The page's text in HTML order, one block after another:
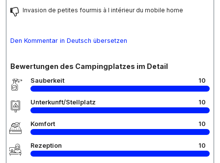
Invasion de petites fourmis à l intérieur du mobile home
Den Kommentar in Deutsch übersetzen
Bewertungen des Campingplatzes im Detail
Sauberkeit 10
Unterkunft/Stellplatz 10
Komfort 10
Rezeption 10